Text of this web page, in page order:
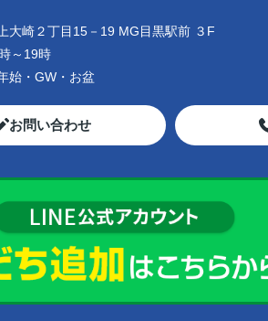
大崎２丁目15－19 MG目黒駅前 ３F
～19時
始・GW・お盆
お問い合わせ